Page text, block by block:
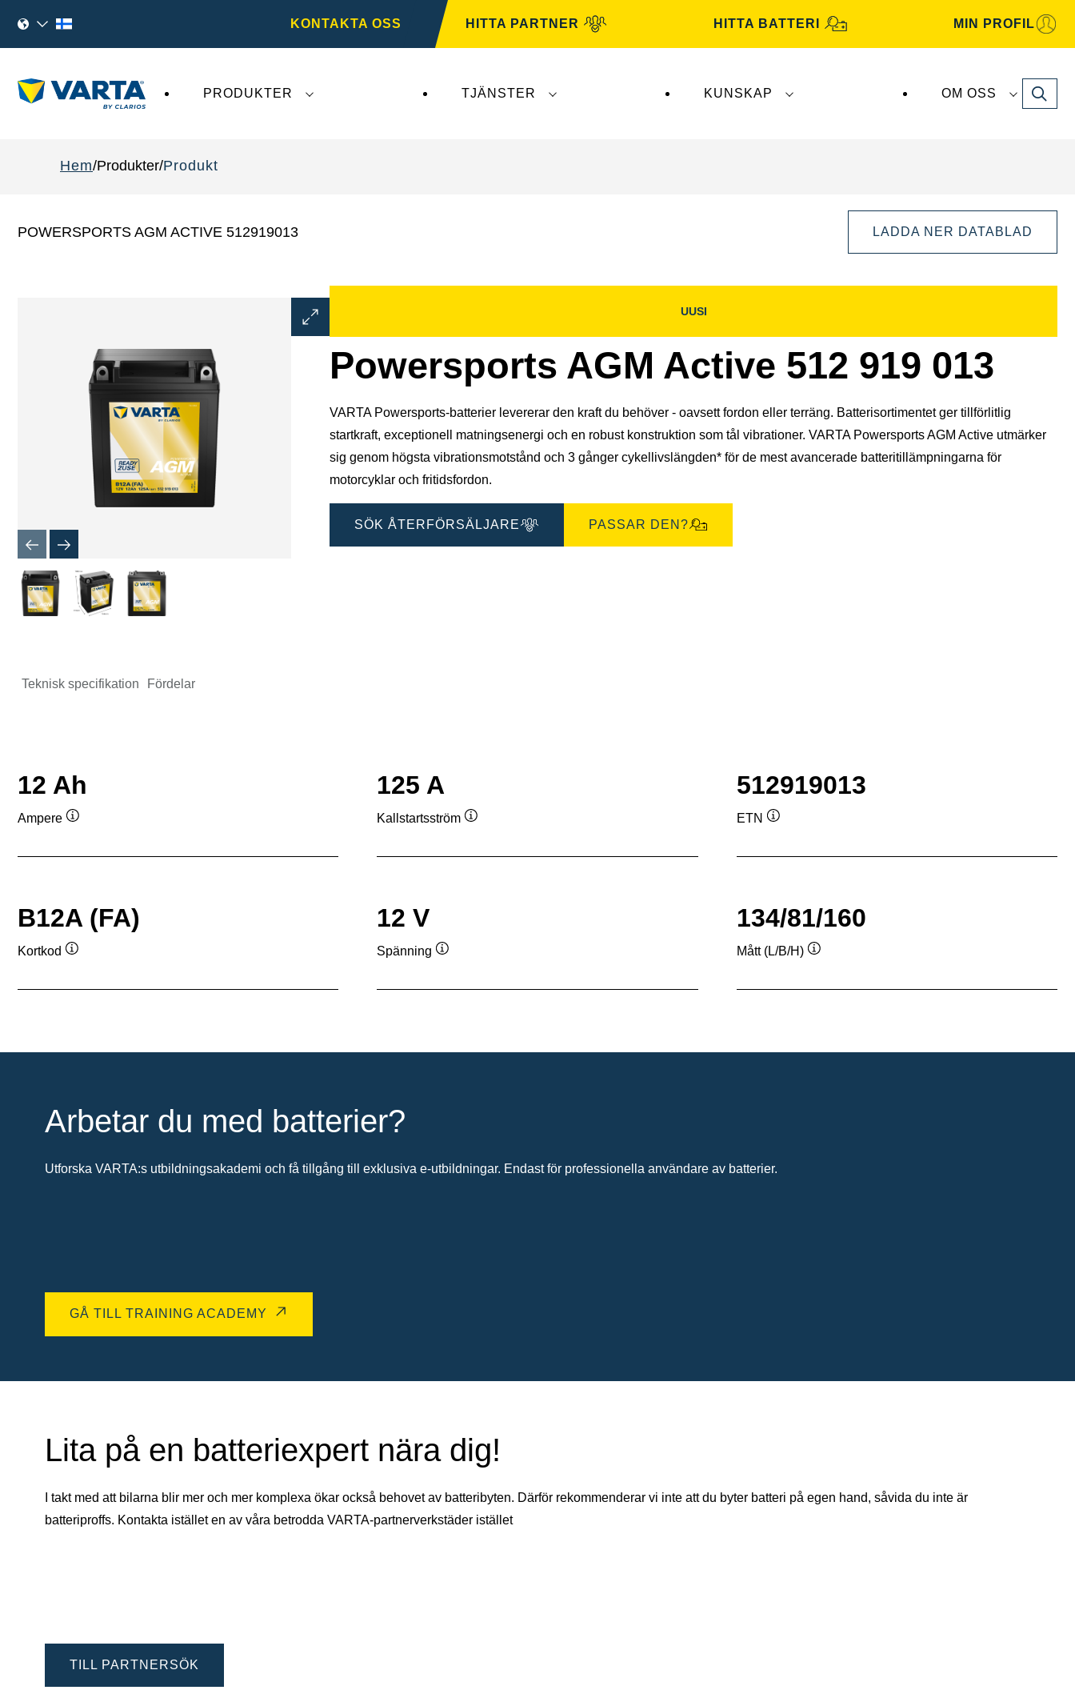
KONTAKTA OSS HITTA PARTNER HITTA BATTERI MIN PROFIL
PRODUKTER TJÄNSTER KUNSKAP OM OSS Search
Hem Produkter Produkt
POWERSPORTS AGM ACTIVE 512919013 LADDA NER DATABLAD
Öppna
bilddialog
UUSI
Powersports AGM Active 512 919 013
VARTA Powersports-batterier levererar den kraft du behöver - oavsett fordon eller terräng. Batterisortimentet ger tillförlitlig
startkraft, exceptionell matningsenergi och en robust konstruktion som tål vibrationer. VARTA Powersports AGM Active utmärker
sig genom högsta vibrationsmotstånd och 3 gånger cykellivslängden* för de mest avancerade batteritillämpningarna för
motorcyklar och fritidsfordon.
SÖK ÅTERFÖRSÄLJARE PASSAR DEN?
Teknisk specifikation Fördelar
12 Ah
Ampere
125 A
Kallstartsström
512919013
ETN
B12A (FA)
Kortkod
12 V
Spänning
134/81/160
Mått (L/B/H)
Arbetar du med batterier?
Utforska VARTA:s utbildningsakademi och få tillgång till exklusiva e-utbildningar. Endast för professionella användare av batterier.
GÅ TILL TRAINING ACADEMY
Lita på en batteriexpert nära dig!
I takt med att bilarna blir mer och mer komplexa ökar också behovet av batteribyten. Därför rekommenderar vi inte att du byter batteri på egen hand, såvida du inte är
batteriproffs. Kontakta istället en av våra betrodda VARTA-partnerverkstäder istället
TILL PARTNERSÖK